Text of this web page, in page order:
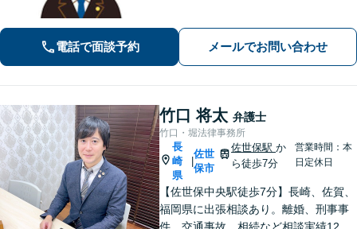
電話で面談予約 メールでお問い合わせ
竹口 将太 弁護士
竹口・堀法律事務所
長
崎
県
佐世
保市
佐世保駅か
ら徒歩7分
営業時間：本
日定休日
【佐世保中央駅徒歩7分】長崎、佐賀、
福岡県に出張相談あり。離婚、刑事事
件、交通事故、相続など相談実績12,00